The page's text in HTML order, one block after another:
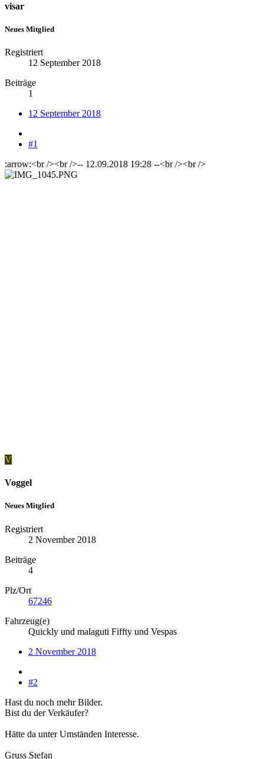
visar
Neues Mitglied
Registriert
12 September 2018
Beiträge
1
12 September 2018
#1
:arrow:<br /><br />-- 12.09.2018 19:28 --<br /><br />
V
Voggel
Neues Mitglied
Registriert
2 November 2018
Beiträge
4
Plz/Ort
67246
Fahrzeug(e)
Quickly und malaguti Fiffty und Vespas
2 November 2018
#2
Hast du noch mehr Bilder.
Bist du der Verkäufer?
Hätte da unter Umständen Interesse.
Gruss Stefan